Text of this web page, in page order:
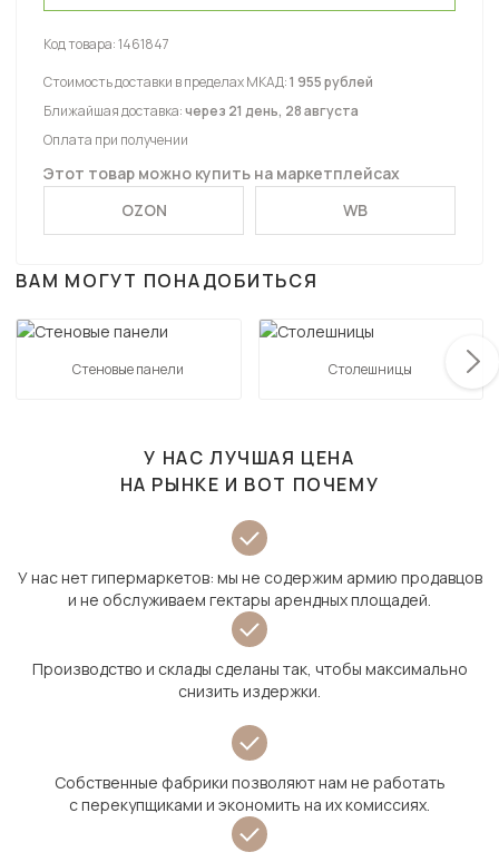
Код товара:1461847
Стоимость доставки в пределах МКАД:1 955 рублей
Ближайшая доставка:через 21 день, 28 августа
Оплата при получении
Этот товар можно купить на маркетплейсах
OZON
WB
ВАМ МОГУТ ПОНАДОБИТЬСЯ
Стеновые панели Столешницы
У НАС ЛУЧШАЯ ЦЕНА
НА РЫНКЕ И ВОТ ПОЧЕМУ
У нас нет гипермаркетов: мы не содержим армию продавцов
и не обслуживаем гектары арендных площадей.
Производство и склады сделаны так, чтобы максимально
снизить издержки.
Собственные фабрики позволяют нам не работать
с перекупщиками и экономить на их комиссиях.